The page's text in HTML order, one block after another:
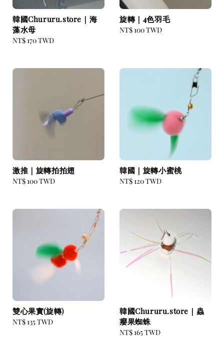
韓國Chururu.store｜海
藻水母
Regular
NT$ 170 TWD
旋轉｜4色羽毛
Regular
NT$ 100 TWD
激推｜旋轉拍拍翅
Regular
NT$ 100 TWD
韓國｜旋轉小蜜桃
Regular
NT$ 120 TWD
雙心果實(旋轉)
Regular
NT$ 135 TWD
韓國Chururu.store｜蟲
癭果蜘蛛
Regular
NT$ 165 TWD